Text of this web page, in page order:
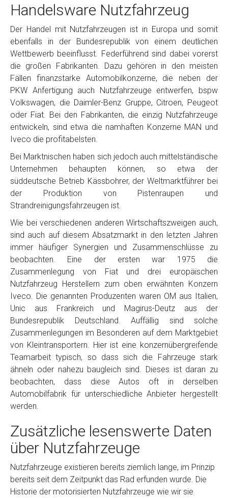
Handelsware Nutzfahrzeug
Der Handel mit Nutzfahrzeugen ist in Europa und somit
ebenfalls in der Bundesrepublik von einem deutlichen
Wettbewerb beeinflusst. Federführend sind dabei vorerst
die großen Fabrikanten. Dazu gehören in den meisten
Fällen finanzstarke Automobilkonzerne, die neben der
PKW Anfertigung auch Nutzfahrzeuge entwerfen, bspw
Volkswagen, die Daimler-Benz Gruppe, Citroen, Peugeot
oder Fiat. Bei den Fabrikanten, die einzig Nutzfahrzeuge
entwickeln, sind etwa die namhaften Konzerne MAN und
Iveco die profitabelsten.
Bei Marktnischen haben sich jedoch auch mittelständische
Unternehmen behaupten können, so etwa der
süddeutsche Betrieb Kässbohrer, der Weltmarktführer bei
der Produktion von Pistenraupen und
Strandreinigungsfahrzeugen ist.
Wie bei verschiedenen anderen Wirtschaftszweigen auch,
sind auch auf diesem Absatzmarkt in den letzten Jahren
immer häufiger Synergien und Zusammenschlüsse zu
beobachten. Eine der ersten war 1975 die
Zusammenlegung von Fiat und drei europäischen
Nutzfahrzeug Herstellern zum oben erwähnten Konzern
Iveco. Die genannten Produzenten waren OM aus Italien,
Unic aus Frankreich und Magirus-Deutz aus der
Bundesrepublik Deutschland. Auffällig sind solche
Zusammenlegungen im Besonderen auf dem Marktgebiet
von Kleintransportern. Hier ist eine konzernübergreifende
Teamarbeit typisch, so dass sich die Fahrzeuge stark
ähneln oder nahezu baugleich sind. Dieses ist daran zu
beobachten, dass diese Autos oft in derselben
Automobilfabrik für unterschiedliche Anbieter hergestellt
werden.
Zusätzliche lesenswerte Daten
über Nutzfahrzeuge
Nutzfahrzeuge existieren bereits ziemlich lange, im Prinzip
bereits seit dem Zeitpunkt das Rad erfunden wurde. Die
Historie der motorisierten Nutzfahrzeuge wie wir sie